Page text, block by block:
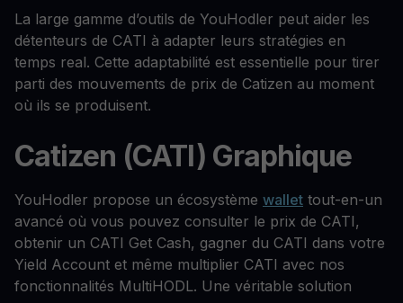
La large gamme d’outils de YouHodler peut aider les
détenteurs de CATI à adapter leurs stratégies en
temps real. Cette adaptabilité est essentielle pour tirer
parti des mouvements de prix de Catizen au moment
où ils se produisent.
Catizen (CATI) Graphique
YouHodler propose un écosystème wallet tout-en-un
avancé où vous pouvez consulter le prix de CATI,
obtenir un CATI Get Cash, gagner du CATI dans votre
Yield Account et même multiplier CATI avec nos
fonctionnalités MultiHODL. Une véritable solution